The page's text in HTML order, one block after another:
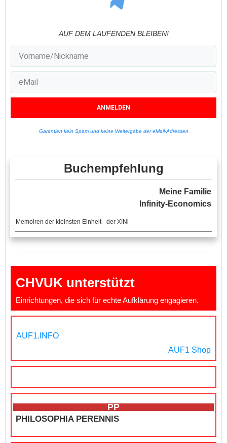
AUF DEM LAUFENDEN BLEIBEN!
ANMELDEN
Garantiert kein Spam und keine Weitergabe der eMail-Adressen
Buchempfehlung
Meine Familie
Infinity-Economics
Memoiren der kleinsten Einheit - der XINi
CHVUK unterstützt
Einrichtungen, die sich für echte Aufklärung engagieren.
AUF1.INFO
AUF1 Shop
PP
PHILOSOPHIA PERENNIS